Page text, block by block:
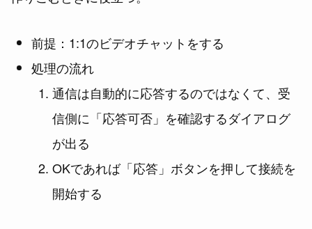
前提：1:1のビデオチャットをする
処理の流れ
通信は自動的に応答するのではなくて、受
信側に「応答可否」を確認するダイアログ
が出る
OKであれば「応答」ボタンを押して接続を
開始する